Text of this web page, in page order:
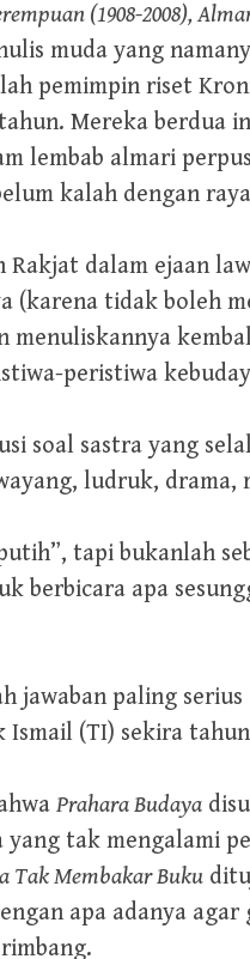
(1908-2008),
muda yang
pemimpin riset
Mereka berdua
lembab almari
kalah dengan
dalam ejaan
(karena tidak boleh
peristiwa
soal sastra yang
ludruk, drama,
tapi bukanlah
berbicara apa
jawaban paling serius
Ismail (TI) sekira
Prahara Budaya
tak mengalami
Tak Membakar Buku
apa adanya